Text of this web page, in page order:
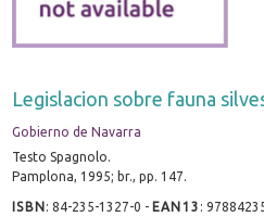
Legislacion sobre fauna
Gobierno de Navarra
Testo Spagnolo.
Pamplona, 1995; br., pp. 147.
ISBN:84-235-1327-0 - EAN13 :